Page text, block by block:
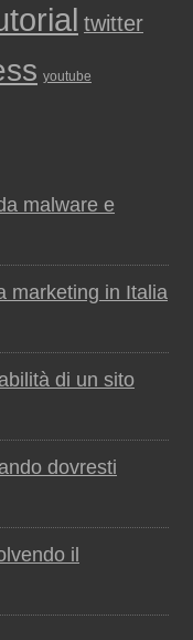
twitter
youtube
malware e
marketing in Italia
di un sito
dovresti
il